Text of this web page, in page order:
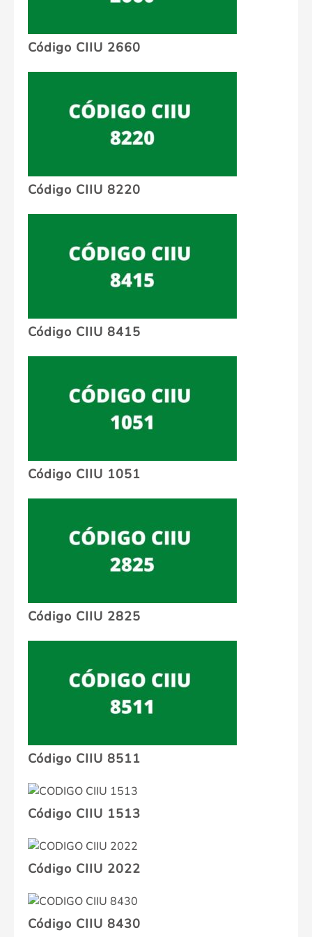
Código CIIU 2660
Código CIIU 8220
Código CIIU 8415
Código CIIU 1051
Código CIIU 2825
Código CIIU 8511
Código CIIU 1513
Código CIIU 2022
Código CIIU 8430